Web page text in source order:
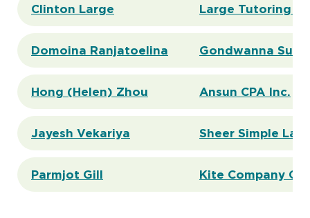
Clinton Large Large Tutoring
Domoina Ranjatoelina Gondwanna
Hong (Helen) Zhou Ansun CPA Inc.
Jayesh Vekariya Sheer Simple
Parmjot Gill Kite Company